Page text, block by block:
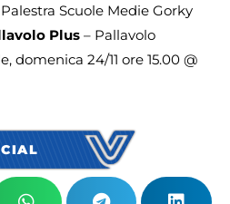
Palestra Scuole Medie Gorky
Plus – Pallavolo
domenica 24/11 ore 15.00 @